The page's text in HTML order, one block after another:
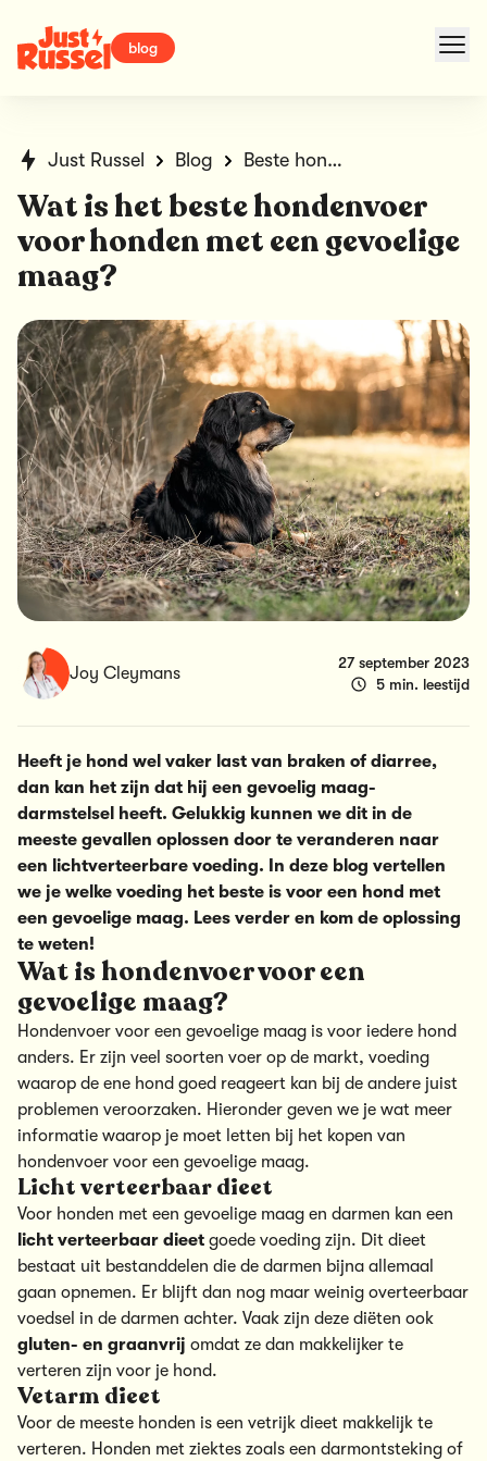
blog
Just Russel Blog Beste hondenvoer voor een gevoelige maag
Wat is het beste hondenvoer
voor honden met een gevoelige
maag?
Joy Cleymans
27 september 2023
5 min. leestijd
Heeft je hond wel vaker last van braken of diarree,
dan kan het zijn dat hij een gevoelig maag-
darmstelsel heeft. Gelukkig kunnen we dit in de
meeste gevallen oplossen door te veranderen naar
een lichtverteerbare voeding. In deze blog vertellen
we je welke voeding het beste is voor een hond met
een gevoelige maag. Lees verder en kom de oplossing
te weten!
Wat is hondenvoer voor een
gevoelige maag?
Hondenvoer voor een gevoelige maag is voor iedere hond
anders. Er zijn veel soorten voer op de markt, voeding
waarop de ene hond goed reageert kan bij de andere juist
problemen veroorzaken. Hieronder geven we je wat meer
informatie waarop je moet letten bij het kopen van
hondenvoer voor een gevoelige maag.
Licht verteerbaar dieet
Voor honden met een gevoelige maag en darmen kan een
licht verteerbaar dieet goede voeding zijn. Dit dieet
bestaat uit bestanddelen die de darmen bijna allemaal
gaan opnemen. Er blijft dan nog maar weinig overteerbaar
voedsel in de darmen achter. Vaak zijn deze diëten ook
gluten- en graanvrij omdat ze dan makkelijker te
verteren zijn voor je hond.
Vetarm dieet
Voor de meeste honden is een vetrijk dieet makkelijk te
verteren. Honden met ziektes zoals een darmontsteking of